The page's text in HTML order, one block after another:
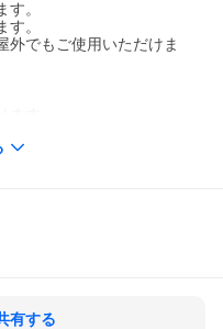
。
。
外でもご使用いただけま
有する